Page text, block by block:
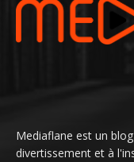
Mediaflane est un
divertissement et à